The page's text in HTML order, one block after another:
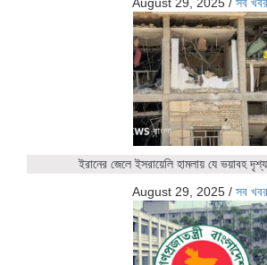
August 29, 2025 / সব খবর
ইরানের জেলে ইসরায়েলি হামলায় যে ভয়াবহ
August 29, 2025 / সব খবর